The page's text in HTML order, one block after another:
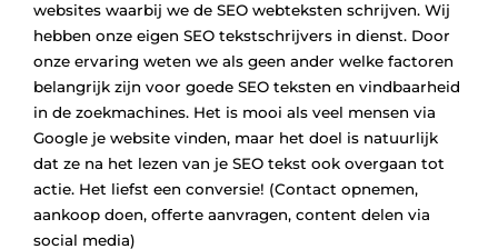
websites waarbij we de SEO webteksten schrijven. Wij
hebben onze eigen SEO tekstschrijvers in dienst. Door
onze ervaring weten we als geen ander welke factoren
belangrijk zijn voor goede SEO teksten en vindbaarheid
in de zoekmachines. Het is mooi als veel mensen via
Google je website vinden, maar het doel is natuurlijk
dat ze na het lezen van je SEO tekst ook overgaan tot
actie. Het liefst een conversie! (Contact opnemen,
aankoop doen, offerte aanvragen, content delen via
social media)